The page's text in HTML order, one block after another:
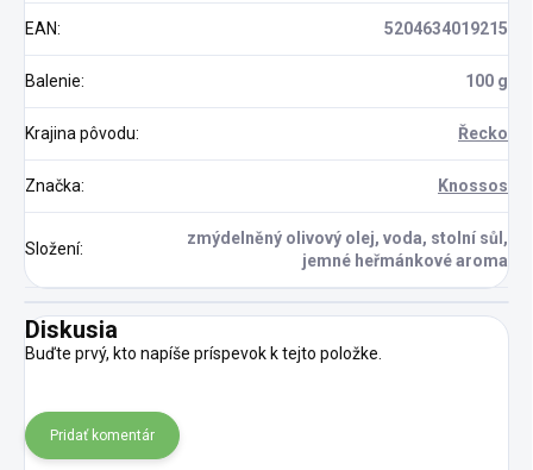
EAN: 5204634019215
Balenie: 100 g
Krajina pôvodu: Řecko
Značka: Knossos
Složení:
zmýdelněný olivový olej, voda, stolní sůl,
jemné heřmánkové aroma
Diskusia
Buďte prvý, kto napíše príspevok k tejto položke.
Pridať komentár